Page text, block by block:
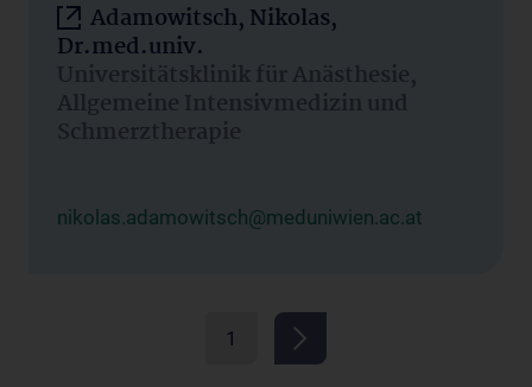
Adamowitsch, Nikolas,
Dr.med.univ.
Universitätsklinik für Anästhesie,
Allgemeine Intensivmedizin und
Schmerztherapie
nikolas.adamowitsch@meduniwien.ac.at
1